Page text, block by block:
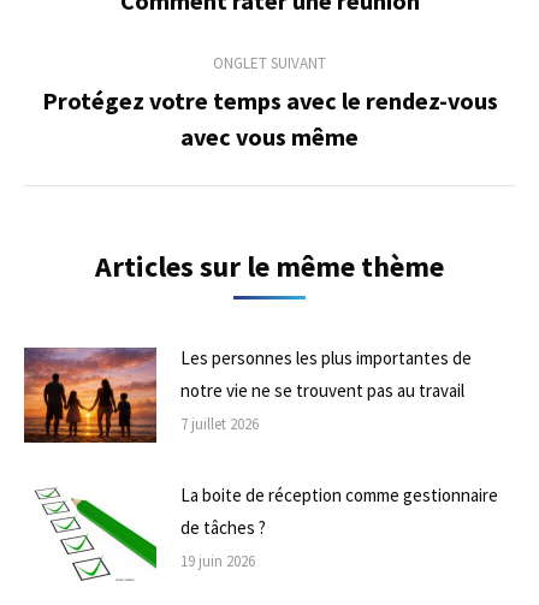
commentaireONGLET SUIVANT
Onglet
suivant
Protégez votre temps avec le rendez-vous
avec vous même
Articles sur le même thème
Les personnes les plus importantes de
notre vie ne se trouvent pas au travail
7 juillet 2026
La boite de réception comme gestionnaire
de tâches ?
19 juin 2026